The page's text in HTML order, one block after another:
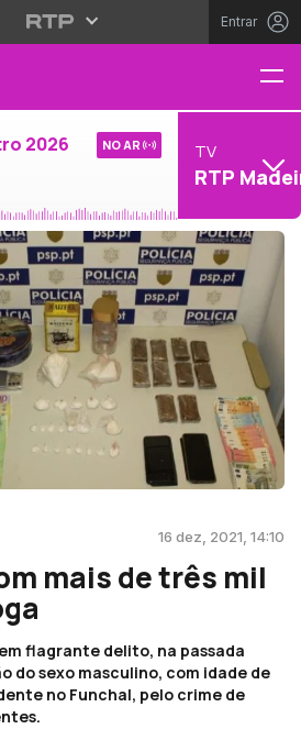
Entrar
2026 NO AR TV
RTP
16 dez, 2021, 14:10
mais de três mil
flagrante delito, na passada
do sexo masculino, com idade de
no Funchal, pelo crime de